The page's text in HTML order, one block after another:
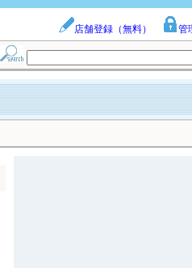
店舗登録（無料） 管